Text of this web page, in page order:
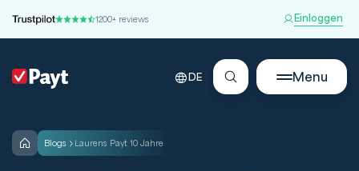
1200+ reviews Einloggen
DE Menu
blogs Laurens Payt 10 Jahre